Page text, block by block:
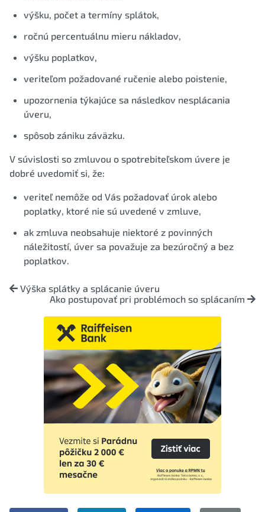
výšku, počet a termíny splátok,
ročnú percentuálnu mieru nákladov,
výšku poplatkov,
veriteľom požadované ručenie alebo poistenie,
upozornenia týkajúce sa následkov nesplácania
úveru,
spôsob zániku záväzku.
V súvislosti so zmluvou o spotrebiteľskom úvere je
dobré uvedomiť si, že:
veriteľ nemôže od Vás požadovať úrok alebo
poplatky, ktoré nie sú uvedené v zmluve,
ak zmluva neobsahuje niektoré z povinných
náležitostí, úver sa považuje za bezúročný a bez
poplatkov.
Výška splátky a splácanie úveru
Ako postupovať pri problémoch so splácaním